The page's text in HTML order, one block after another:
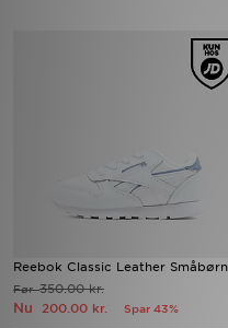
Reebok Classic Leather Småbørn
Før350.00 kr.
Nu 200.00 kr. Spar 43%